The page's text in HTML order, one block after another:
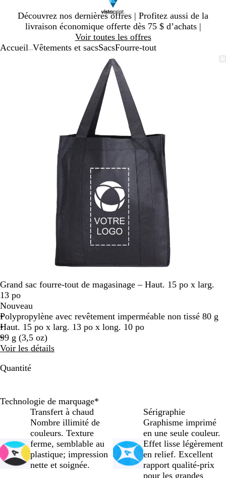
Découvrez nos dernières offres | Profitez aussi de la
livraison économique offerte dès 75 $ d’achats |
Voir toutes les offres
Diapositive
1
Accueil Vêtements et sacsSacsFourre-tout
Image
zoomable
Zoomé
à
minimum
Cliquez
pour
agrandir
Utilisez
les
touches
« plus »
« moins »
pour
zoomer,
et
les
touches
fléchées
pour
panoramiser
Grand sac fourre-tout de magasinage – Haut. 15 po x larg.
13 po
Nouveau
Polypropylène avec revêtement imperméable non tissé 80 g
Haut. 15 po x larg. 13 po x long. 10 po
99 g (3,5 oz)
Voir les détails
Quantité
Technologie de marquage*
Transfert à chaud
Nombre illimité de
couleurs. Texture
ferme, semblable au
plastique; impression
nette et soignée.
Sérigraphie
Graphisme imprimé
en une seule couleur.
Effet lisse légèrement
en relief. Excellent
rapport qualité-prix
pour les grandes